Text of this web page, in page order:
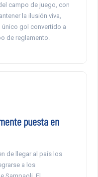
campo de juego, con
la ilusión viva,
gol convertido a
de reglamento.
puesta en
de llegar al país los
a los